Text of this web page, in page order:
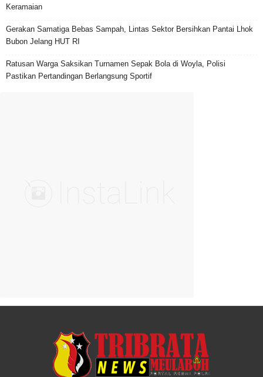
Keramaian
Gerakan Samatiga Bebas Sampah, Lintas Sektor Bersihkan Pantai Lhok
Bubon Jelang HUT RI
Ratusan Warga Saksikan Turnamen Sepak Bola di Woyla, Polisi
Pastikan Pertandingan Berlangsung Sportif